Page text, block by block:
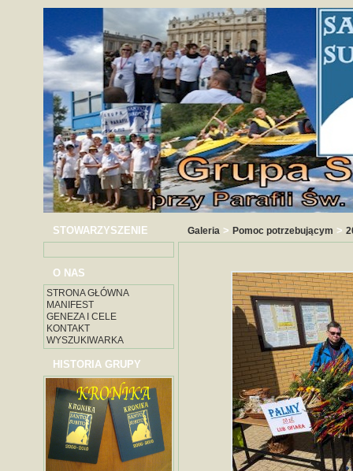
STOWARZYSZENIE
O NAS
STRONA GŁÓWNA
MANIFEST
GENEZA I CELE
KONTAKT
WYSZUKIWARKA
HISTORIA GRUPY
Galeria > Pomoc potrzebującym >